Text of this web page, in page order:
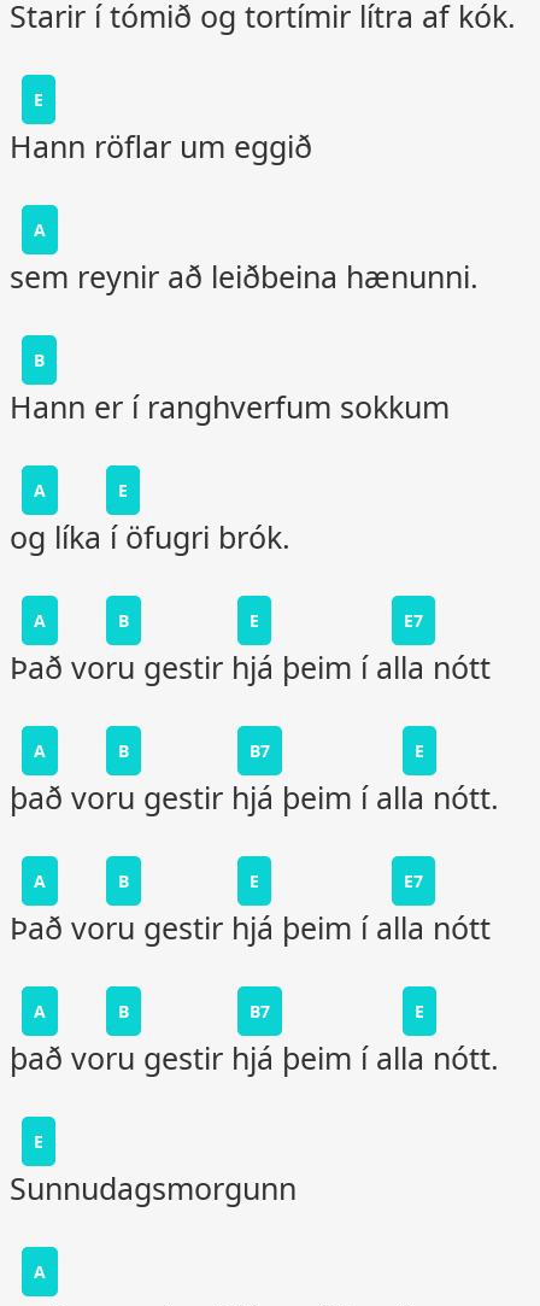
Starir í tómið og tortímir lítra af kók.
E
Hann röflar um eggið
A
sem reynir að leiðbeina hænunni.
B
Hann er í ranghverfum sokkum
A E
og líka í öfugri brók.
A B E E7
Það voru gestir hjá þeim í alla nótt
A B B7 E
það voru gestir hjá þeim í alla nótt.
A B E E7
Það voru gestir hjá þeim í alla nótt
A B B7 E
það voru gestir hjá þeim í alla nótt.
E
Sunnudagsmorgunn
A